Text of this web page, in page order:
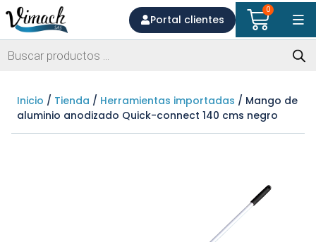
Portal clientes
0
Inicio / Tienda / Herramientas importadas / Mango de
aluminio anodizado Quick-connect 140 cms negro